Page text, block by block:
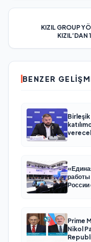
KIZIL GROUP
KIZIL’DAN
BENZER
Prime
Nikol